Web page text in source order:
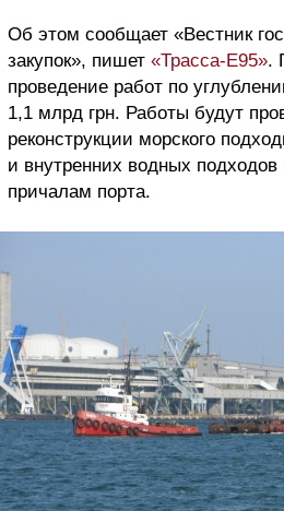
Об этом сообщает «Вестник
закупок», пишет «Трасса-Е95».
проведение работ по
1,1 млрд грн. Работы будут
реконструкции морского
и внутренних водных подходов
причалам порта.